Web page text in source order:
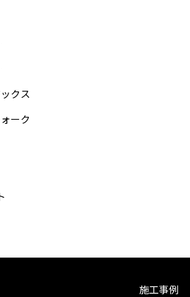
クス
ーク
施工事例